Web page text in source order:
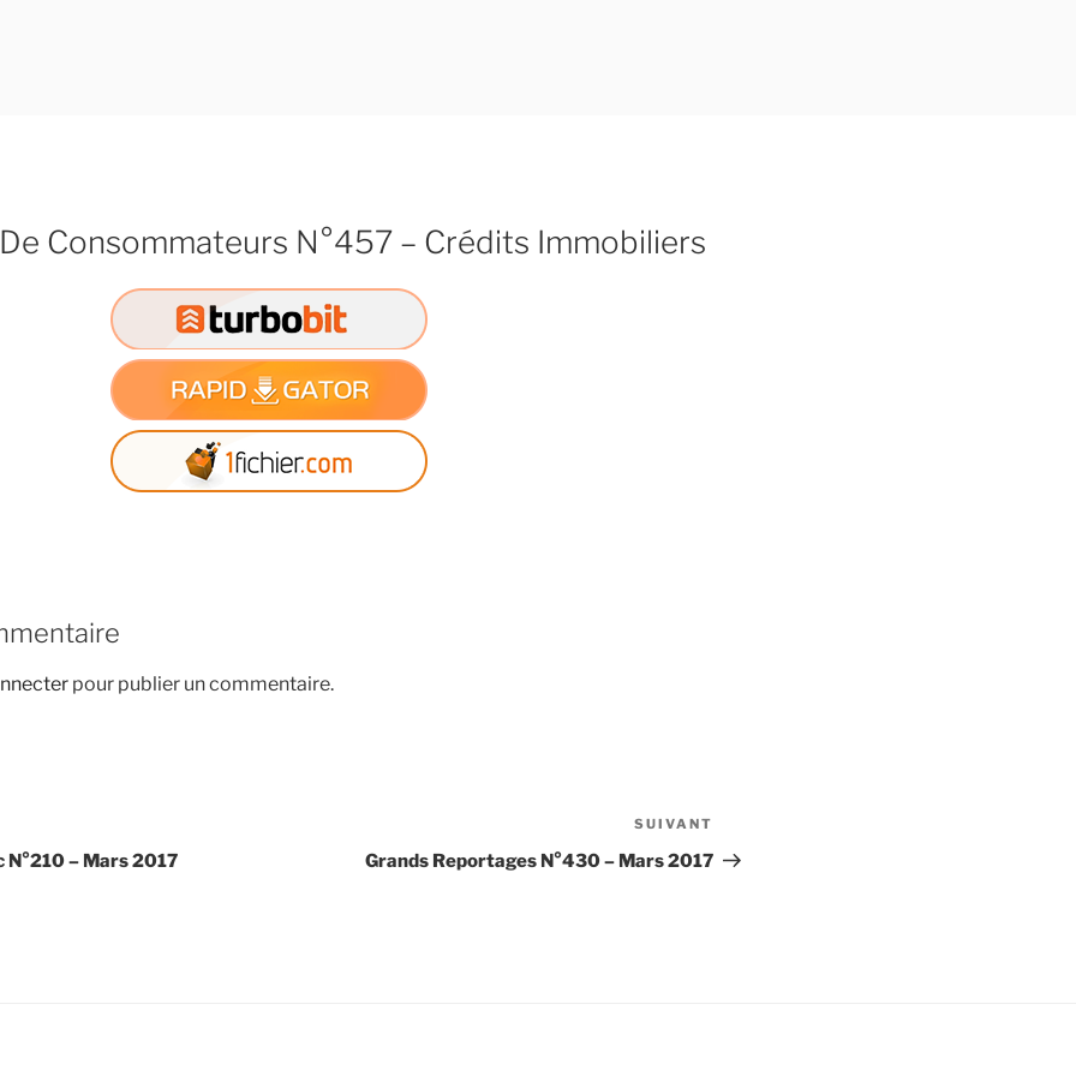
Consommateurs N°457 – Crédits Immobiliers
pour publier un commentaire.
N°210 – Mars 2017
suivant
SUIVANT
Grands Reportages N°430 – Mars 2017